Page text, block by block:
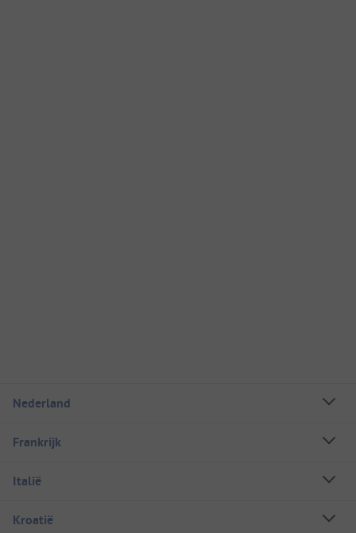
Nederland
Frankrijk
Italië
Kroatië